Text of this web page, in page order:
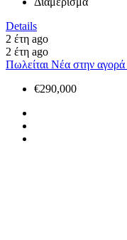
Details
2 έτη ago
2 έτη ago
Πωλείται Νέα στην αγορά
€290,000